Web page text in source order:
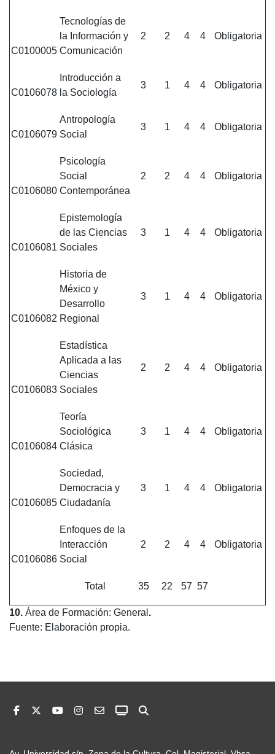
C0100005
Tecnologías de
la Información y
Comunicación
2 2 4 4 Obligatoria
C0106078
Introducción a
la Sociología
3 1 4 4 Obligatoria
C0106079
Antropología
Social
3 1 4 4 Obligatoria
C0106080
Psicología
Social
Contemporánea
2 2 4 4 Obligatoria
C0106081
Epistemología
de las Ciencias
Sociales
3 1 4 4 Obligatoria
C0106082
Historia de
México y
Desarrollo
Regional
3 1 4 4 Obligatoria
C0106083
Estadística
Aplicada a las
Ciencias
Sociales
2 2 4 4 Obligatoria
C0106084
Teoría
Sociológica
Clásica
3 1 4 4 Obligatoria
C0106085
Sociedad,
Democracia y
Ciudadanía
3 1 4 4 Obligatoria
C0106086
Enfoques de la
Interacción
Social
2 2 4 4 Obligatoria
Total 35 22 57 57
10. Área de Formación: General .
Fuente: Elaboración propia.